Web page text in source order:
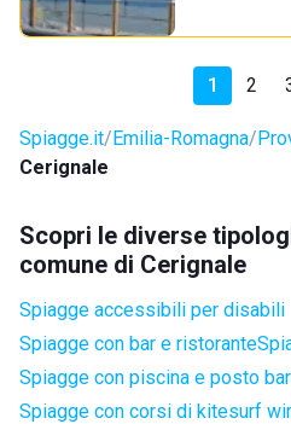
1 2
Spiagge.it Emilia-Romagna
Cerignale
Scopri le diverse
comune di Cerignale
Spiagge accessibili per disabili
Spiagge con bar e ristorante
Spiagge con piscina e posto
Spiagge con corsi di kitesurf